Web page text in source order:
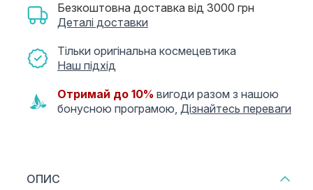
Безкоштовна доставка від 3000 грн
Деталі доставки
Тільки оригінальна космецевтика
Наш підхід
Отримай до 10% вигоди разом з нашою
бонусною програмою, Дізнайтесь переваги
ОПИС